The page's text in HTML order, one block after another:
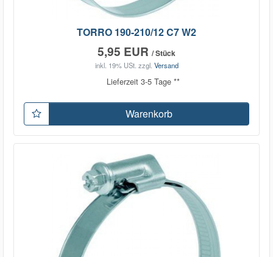
TORRO 190-210/12 C7 W2
5,95 EUR / Stück
inkl. 19% USt. zzgl. Versand
Lieferzeit 3-5 Tage **
Warenkorb